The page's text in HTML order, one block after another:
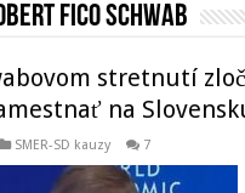
fico schwab
stretnutí
na
SMER-SD kauzy 7